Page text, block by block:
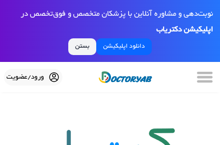
نوبت‌دهی و مشاوره آنلاین با پزشکان متخصص و فوق‌تخصص در
اپلیکیشن دکتریاب
دانلود اپلیکیشن بستن
ورود/عضویت